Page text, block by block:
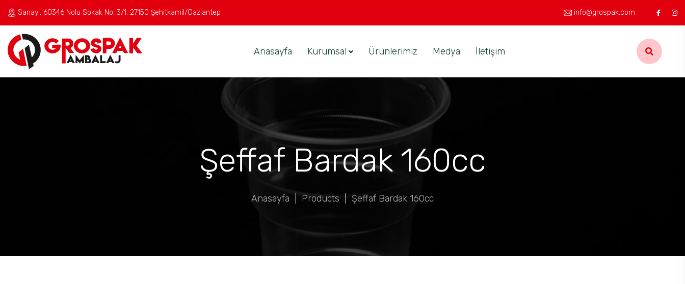
Sanayi, 60346 Nolu Sokak No: 3/1, 27150 Şehitkamil/Gaziantep info@grospak.com
Anasayfa Kurumsal Ürünlerimiz Medya İletişim
Şeffaf Bardak 160cc
Anasayfa Products Şeffaf Bardak 160cc